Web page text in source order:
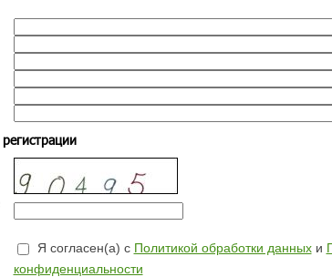
Я согласен(а) с Политикой обработки данныхи
конфиденциальности